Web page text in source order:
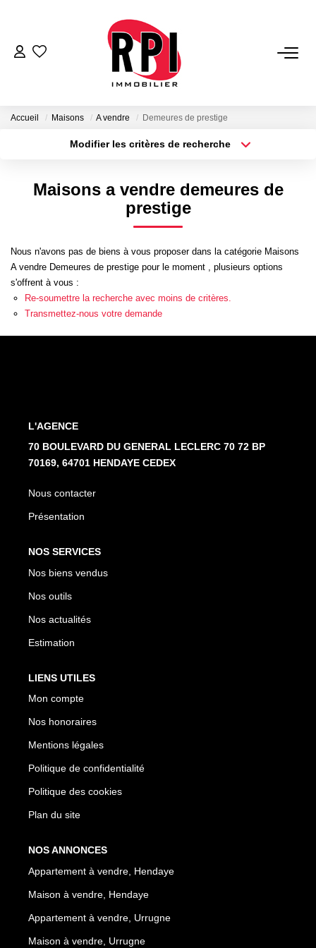
VENTES
LOCATIONS
NOS SERVICES
Estimation
Biens Vendus
Expertise Immobilière
Accueil Maisons A vendre Demeures de prestige
Modifier les critères de recherche
Type de bien
Surface min
Créer une alerte
Maisons a vendre demeures de
prestige
Nous n'avons pas de biens à vous proposer dans la catégorie Maisons
A vendre Demeures de prestige pour le moment , plusieurs options
s'offrent à vous :
Re-soumettre la recherche avec moins de critères.
Transmettez-nous votre demande
L'AGENCE
70 BOULEVARD DU GENERAL LECLERC 70 72 BP
70169, 64701 HENDAYE CEDEX
Nous contacter
Présentation
NOS SERVICES
Nos biens vendus
Nos outils
Nos actualités
Estimation
LIENS UTILES
Mon compte
Nos honoraires
Mentions légales
Politique de confidentialité
Politique des cookies
Plan du site
NOS ANNONCES
Appartement à vendre, Hendaye
Maison à vendre, Hendaye
Appartement à vendre, Urrugne
Maison à vendre, Urrugne